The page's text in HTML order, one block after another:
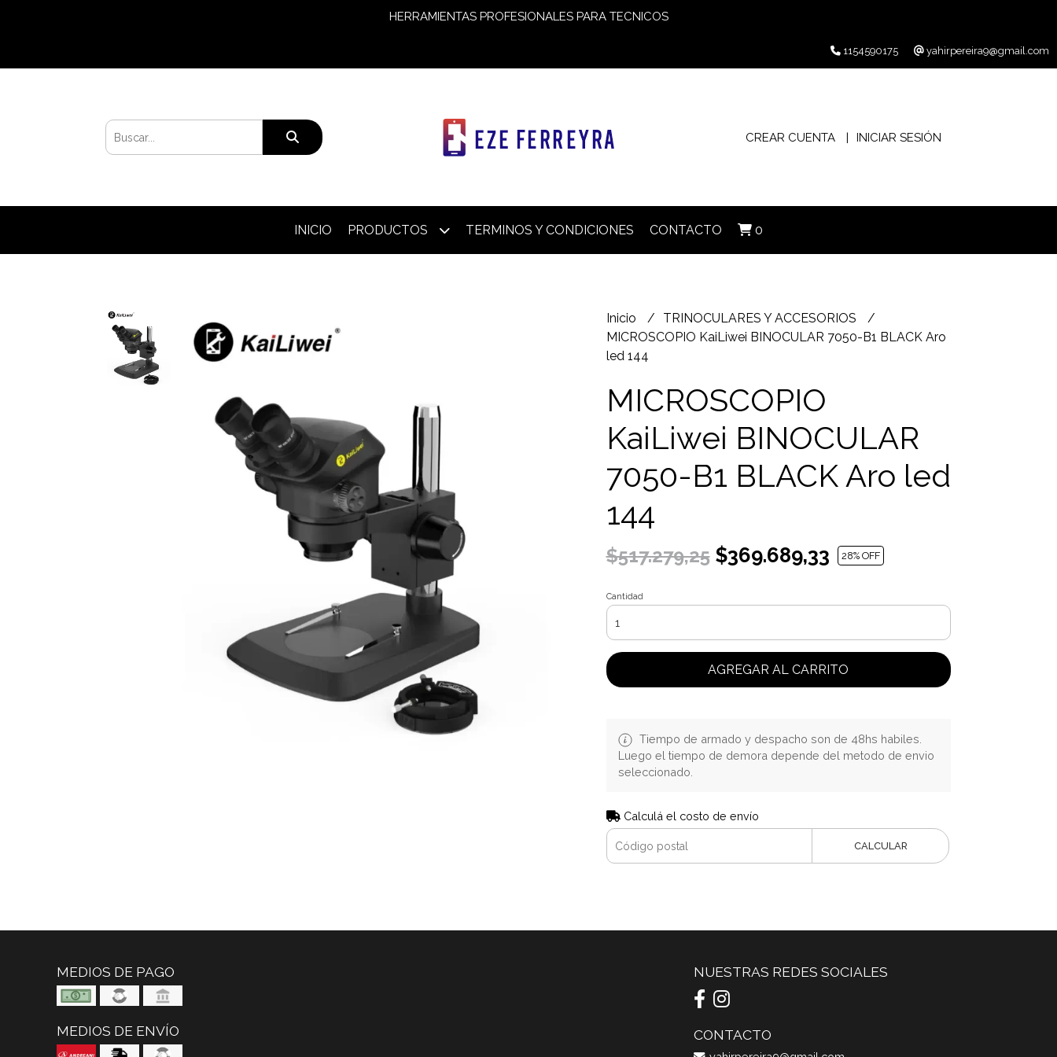
HERRAMIENTAS PROFESIONALES PARA TECNICOS
1154590175 yahirpereira9@gmail.com
CREAR CUENTA INICIAR SESIÓN
INICIO PRODUCTOS TERMINOS Y CONDICIONES CONTACTO 0
Inicio
TRINOCULARES Y ACCESORIOS
MICROSCOPIO KaiLiwei BINOCULAR 7050-B1 BLACK Aro
led 144
MICROSCOPIO
KaiLiwei BINOCULAR
7050-B1 BLACK Aro led
144
$517.279,25$369.689,33 28% OFF
Cantidad
AGREGAR AL CARRITO
Tiempo de armado y despacho son de 48hs habiles.
Luego el tiempo de demora depende del metodo de envio
seleccionado.
Calculá el costo de envío
CALCULAR
MEDIOS DE PAGO
MEDIOS DE ENVÍO
NUESTRAS REDES SOCIALES
CONTACTO